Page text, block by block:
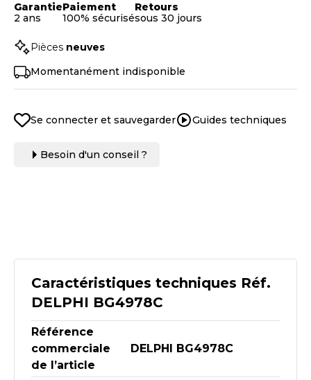
Caractéristiques techniques Réf.
DELPHI BG4978C
Référence
commerciale
de l’article
DELPHI BG4978C
Garantie
2 ans
Paiement
100% sécurisé
Retours
sous 30 jours
Pièces neuves
Momentanément indisponible
Se connecter et sauvegarder Guides techniques
Besoin d'un conseil ?